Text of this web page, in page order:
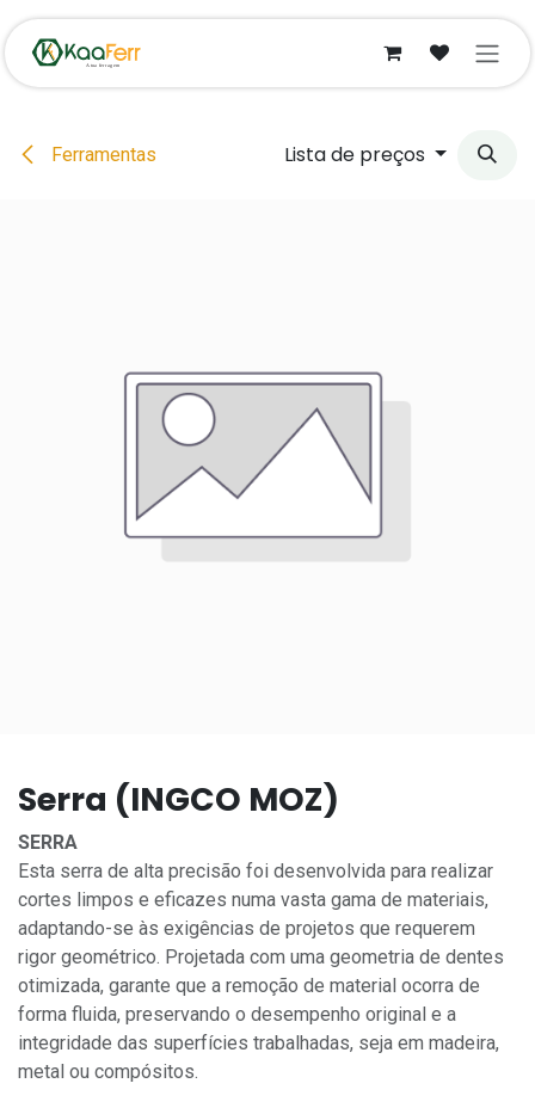
Pular para o conteúdo
Ferramentas Lista de preços
Serra (INGCO MOZ)
SERRA
Esta serra de alta precisão foi desenvolvida para realizar
cortes limpos e eficazes numa vasta gama de materiais,
adaptando-se às exigências de projetos que requerem
rigor geométrico. Projetada com uma geometria de dentes
otimizada, garante que a remoção de material ocorra de
forma fluida, preservando o desempenho original e a
integridade das superfícies trabalhadas, seja em madeira,
metal ou compósitos.